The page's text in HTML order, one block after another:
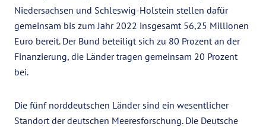
Niedersachsen und Schleswig-Holstein stellen dafür
gemeinsam bis zum Jahr 2022 insgesamt 56,25 Millionen
Euro bereit. Der Bund beteiligt sich zu 80 Prozent an der
Finanzierung, die Länder tragen gemeinsam 20 Prozent
bei.
Die fünf norddeutschen Länder sind ein wesentlicher
Standort der deutschen Meeresforschung. Die Deutsche